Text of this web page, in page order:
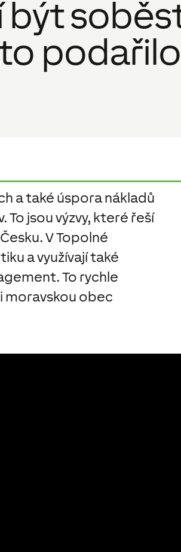
podařilo
a také úspora nákladů
To jsou výzvy, které řeší
V Topolné
a využívají také
To rychle
moravskou obec